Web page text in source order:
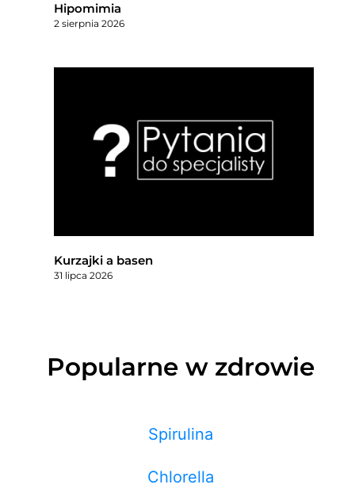
Hipomimia
2 sierpnia 2026
Kurzajki a basen
31 lipca 2026
Popularne w zdrowie
Spirulina
Chlorella